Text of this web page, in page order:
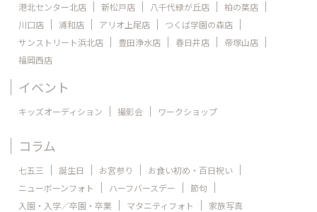
港北センター北店
新松戸店 八千代緑が丘店
柏の葉店
川口店
浦和店 アリオ上尾店
つくば学園の森店
サンストリート浜北店
豊田浄水店 春日井店
帝塚山店
福岡西店
イベント
キッズオーディション 撮影会 ワークショップ
コラム
七五三 誕生日 お宮参り
お食い初め・百日祝い
ニューボーンフォト
ハーフバースデー
節句
入園・入学／卒園・卒業
マタニティフォト 家族写真